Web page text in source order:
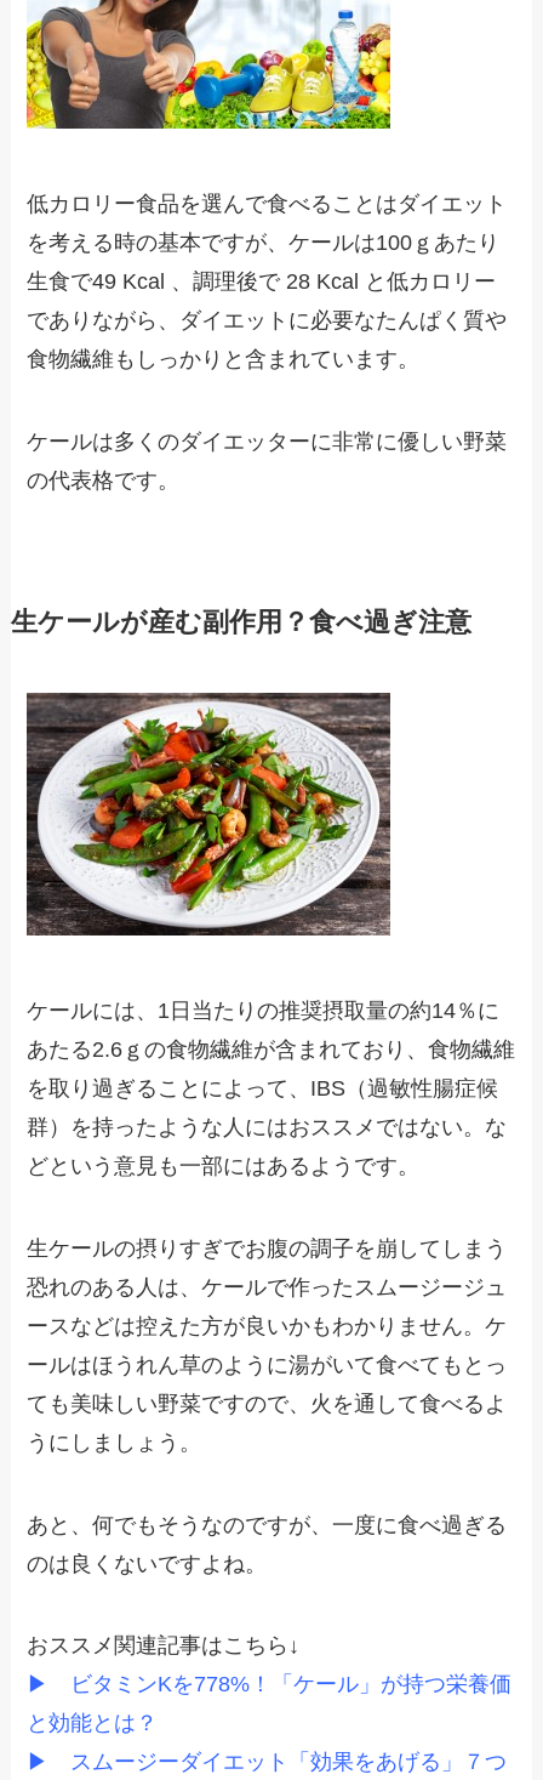
低カロリー食品を選んで食べることはダイエット
を考える時の基本ですが、ケールは100ｇあたり
生食で49 Kcal 、調理後で 28 Kcal と低カロリー
でありながら、ダイエットに必要なたんぱく質や
食物繊維もしっかりと含まれています。
ケールは多くのダイエッターに非常に優しい野菜
の代表格です。
生ケールが産む副作用？食べ過ぎ注意
ケールには、1日当たりの推奨摂取量の約14％に
あたる2.6ｇの食物繊維が含まれており、食物繊維
を取り過ぎることによって、IBS（過敏性腸症候
群）を持ったような人にはおススメではない。な
どという意見も一部にはあるようです。
生ケールの摂りすぎでお腹の調子を崩してしまう
恐れのある人は、ケールで作ったスムージージュ
ースなどは控えた方が良いかもわかりません。ケ
ールはほうれん草のように湯がいて食べてもとっ
ても美味しい野菜ですので、火を通して食べるよ
うにしましょう。
あと、何でもそうなのですが、一度に食べ過ぎる
のは良くないですよね。
おススメ関連記事はこちら↓
▶
ビタミンKを778%！「ケール」が持つ栄養価
と効能とは？
▶ スムージーダイエット「効果をあげる」７つ